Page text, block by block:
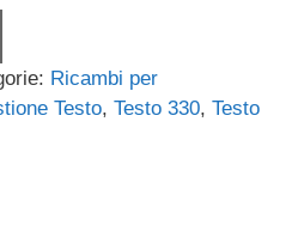
Ricambi per
Testo, Testo 330, Testo